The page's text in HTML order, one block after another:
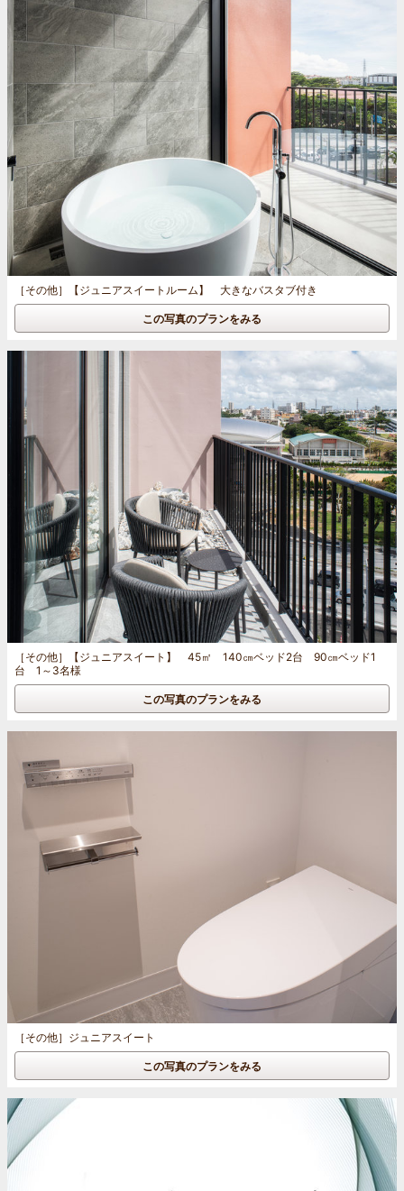
［その他］ 【ジュニアスイートルーム】 大きなバスタブ付き
この写真のプランをみる
［その他］
【ジュニアスイート】 45㎡ 140㎝ベッド2台 90㎝ベッド1
台 1～3名様
この写真のプランをみる
［その他］ ジュニアスイート
この写真のプランをみる